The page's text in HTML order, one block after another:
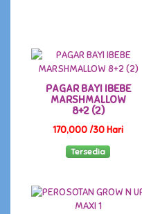
PAGAR BAYI IBEBE
MARSHMALLOW
8+2 (2)
170,000 /30 Hari
Tersedia